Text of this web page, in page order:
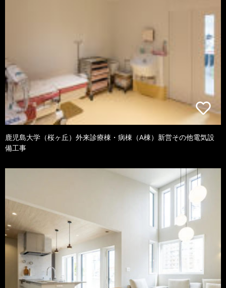
鹿児島大学（桜ヶ丘）外来診療棟・病棟（A棟）新営その他電気設
備工事